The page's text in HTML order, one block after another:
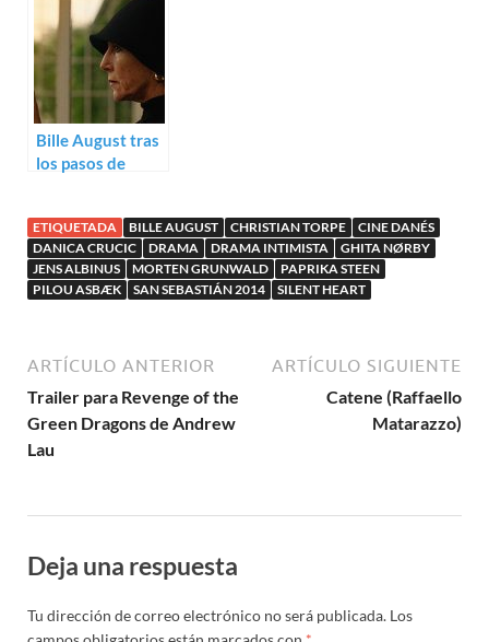
Bille August tras
los pasos de
Pact
ETIQUETADA BILLE AUGUST CHRISTIAN TORPE
CINE DANÉS
DANICA CRUCIC
DRAMA DRAMA INTIMISTA
GHITA NØRBY
JENS ALBINUS
MORTEN GRUNWALD
PAPRIKA STEEN
PILOU ASBÆK
SAN SEBASTIÁN 2014 SILENT HEART
ARTÍCULO ANTERIOR
Trailer para Revenge of the
Green Dragons de Andrew
Lau
ARTÍCULO SIGUIENTE
Catene (Raffaello
Matarazzo)
Deja una respuesta
Tu dirección de correo electrónico no será publicada. Los